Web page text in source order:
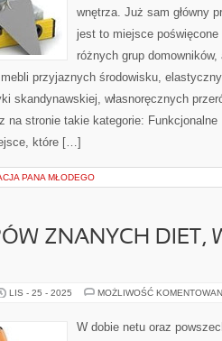
wnętrza. Już sam główny
jest to miejsce
różnych grup domowników,
przyjaznych środowisku,
skandynawskiej, własnoręcznych
na stronie takie kategorie:
które […]
PANA MŁODEGO
ZNANYCH DIET,
LIS - 25 - 2025 MOŻLIWOŚĆ
W dobie netu oraz